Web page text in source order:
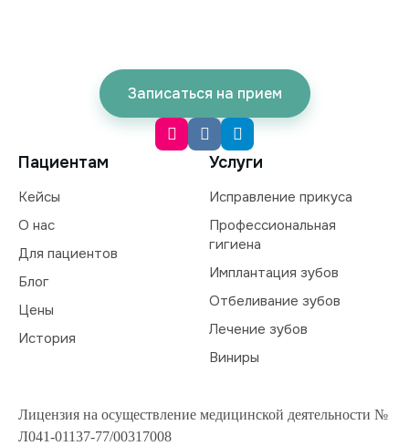
Записаться на прием
Пациентам
Кейсы
О нас
Для пациентов
Блог
Цены
История
Услуги
Исправление прикуса
Профессиональная
гигиена
Имплантация зубов
Отбеливание зубов
Лечение зубов
Виниры
Лицензия на осуществление медицинской деятельности №
Л041-01137-77/00317008